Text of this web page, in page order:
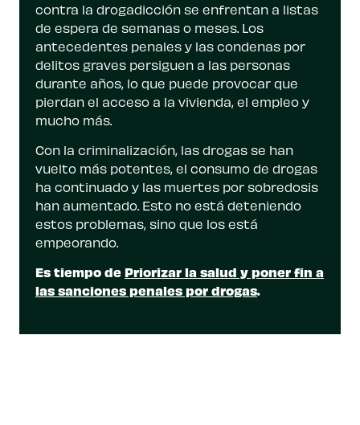
contra la drogadicción se enfrentan a listas
de espera de semanas o meses. Los
antecedentes penales y las condenas por
delitos graves persiguen a las personas
durante años, lo que puede provocar que
pierdan el acceso a la vivienda, el empleo y
mucho más.
Con la criminalización, las drogas se han
vuelto más potentes, el consumo de drogas
ha continuado y las muertes por sobredosis
han aumentado. Esto no está deteniendo
estos problemas, sino que los está
empeorando.
Es tiempo de Priorizar la salud y poner fin a
las sanciones penales por drogas.